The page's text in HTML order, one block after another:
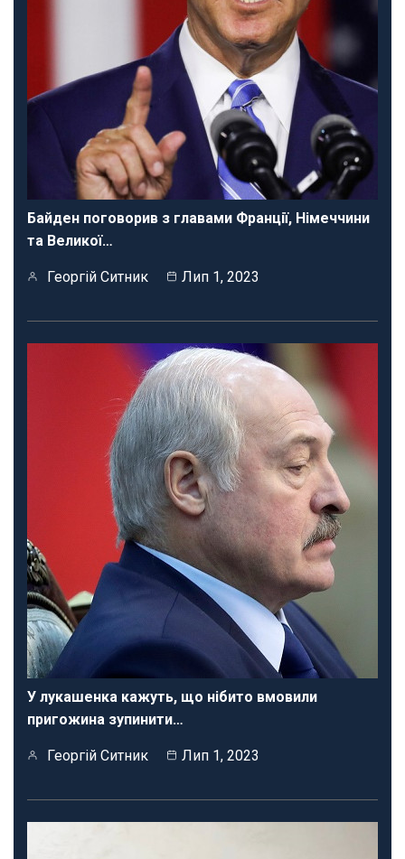
Байден поговорив з главами Франції, Німеччини
та Великої…
Георгій Ситник Лип 1, 2023
У лукашенка кажуть, що нібито вмовили
пригожина зупинити…
Георгій Ситник Лип 1, 2023